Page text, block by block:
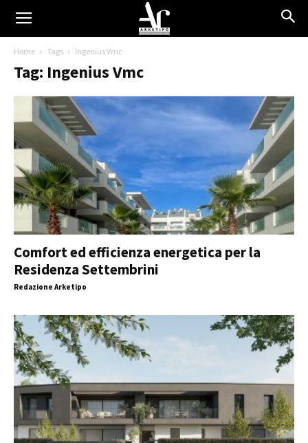
Home Tags Ingenius Vmc
Tag: Ingenius Vmc
Comfort ed efficienza energetica per la
Residenza Settembrini
Redazione Arketipo